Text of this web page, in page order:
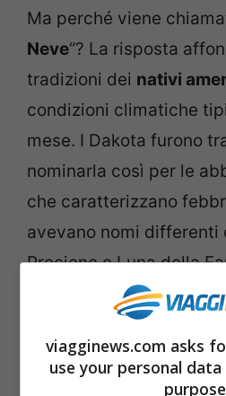
Ma perché viene
Neve“? La risposta
tradizioni dei nativi
condizioni climatiche
mese. I Dakota furono
nominarla così per le
che caratterizzano
avevano nomi differenti
Procione o Luna della
riferito alla difficoltà di
durante l’inverno.
viagginews.com asks
use your personal